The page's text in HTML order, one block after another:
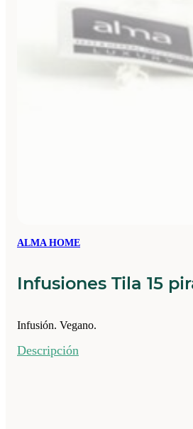
ALMA HOME
Infusiones Tila 15
Infusión. Vegano.
Descripción